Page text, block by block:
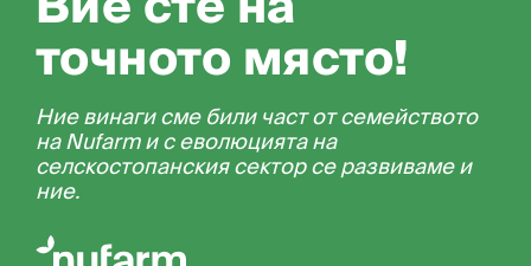
точното място!
Ние винаги сме били част от семейството
на Nufarm и с еволюцията на
селскостопанския сектор се развиваме и
ние.